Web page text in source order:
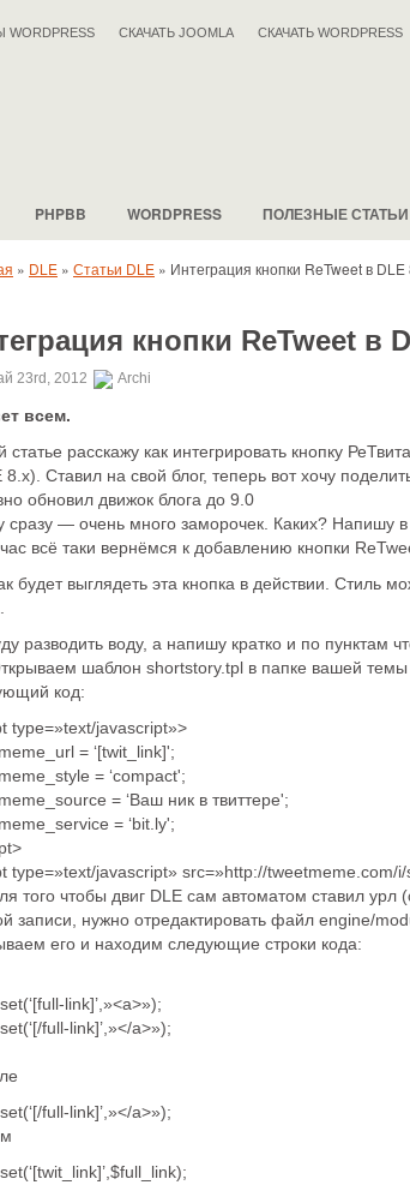
СКАЧАТЬ JOOMLA СКАЧАТЬ WORDPRESS
PHPBB WORDPRESS ПОЛЕЗНЫЕ СТАТЬИ
» DLE » Статьи DLE » Интеграция кнопки ReTweet в
кнопки ReTweet в
23rd, 2012 Archi
всем.
статье расскажу как интегрировать кнопку
8.x). Ставил на свой блог, теперь вот хочу
обновил движок блога до 9.0
сразу — очень много заморочек. Каких? Напишу
всё таки вернёмся к добавлению кнопки
будет выглядеть эта кнопка в действии. Стиль
разводить воду, а напишу кратко и по пунктам
шаблон shortstory.tpl в папке вашей темы
код:
type=»text/javascript»>
= ‘[twit_link]';
= ‘compact';
= ‘Ваш ник в твиттере';
= ‘bit.ly';
type=»text/javascript» src=»http://tweetmeme.com/
того чтобы двиг DLE сам автоматом ставил урл
записи, нужно отредактировать файл engine/
его и находим следующие строки кода:
link]’,»<a>»);
full-link]’,»</a>»);
full-link]’,»</a>»);